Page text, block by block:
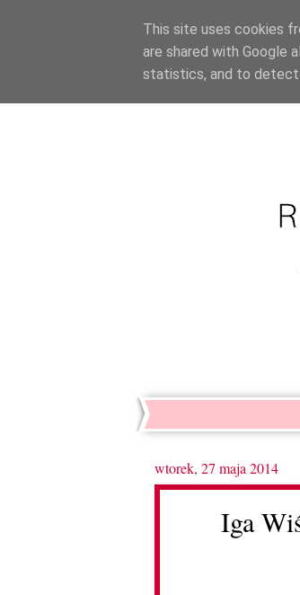
wtorek, 27 maja 2014
Iga
This site uses cookies
are shared with Google
statistics, and to detect